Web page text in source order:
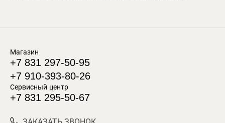
Магазин
+7 831 297-50-95
+7 910-393-80-26
Сервисный центр
+7 831 295-50-67